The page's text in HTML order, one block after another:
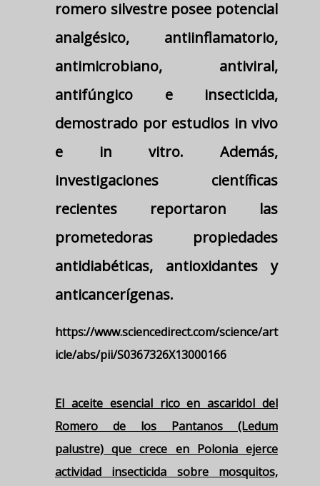
romero silvestre posee potencial
analgésico, antiinflamatorio,
antimicrobiano, antiviral,
antifúngico e insecticida,
demostrado por estudios in vivo
e in vitro. Además,
investigaciones científicas
recientes reportaron las
prometedoras propiedades
antidiabéticas, antioxidantes y
anticancerígenas.
https://www.sciencedirect.com/science/art
icle/abs/pii/S0367326X13000166
El aceite esencial rico en ascaridol del
Romero de los Pantanos (Ledum
palustre) que crece en Polonia ejerce
actividad insecticida sobre mosquitos,